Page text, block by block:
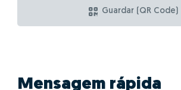
Guardar (QR Code)
Mensagem rápida